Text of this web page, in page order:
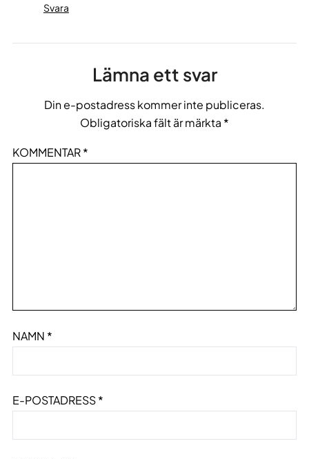
Svara
Lämna ett svar
Din e-postadress kommer inte publiceras.
Obligatoriska fält är märkta *
KOMMENTAR*
NAMN *
E-POSTADRESS*